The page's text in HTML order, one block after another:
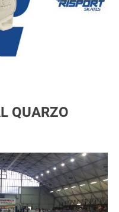
QUARZO